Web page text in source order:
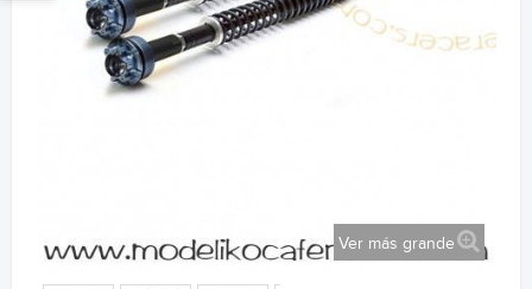
Ver más grande